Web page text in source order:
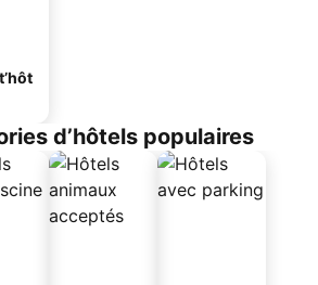
d’hôtels populaires